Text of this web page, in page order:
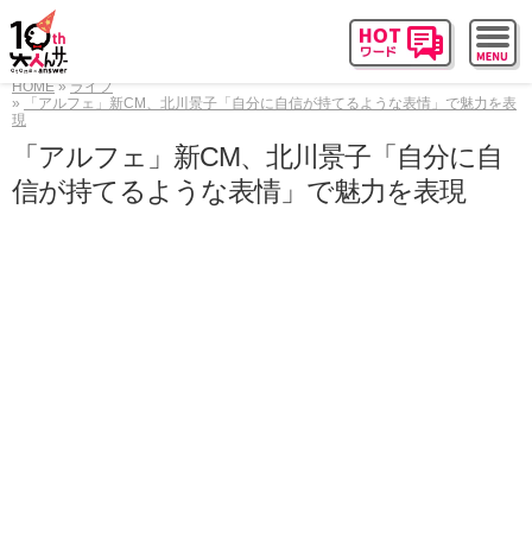
HOME
ライフ
「アルフェ」新CM、北川景子「自分に自信が持てるような表情」で魅力を表
現
「アルフェ」新CM、北川景子「自分に自
信が持てるような表情」で魅力を表現